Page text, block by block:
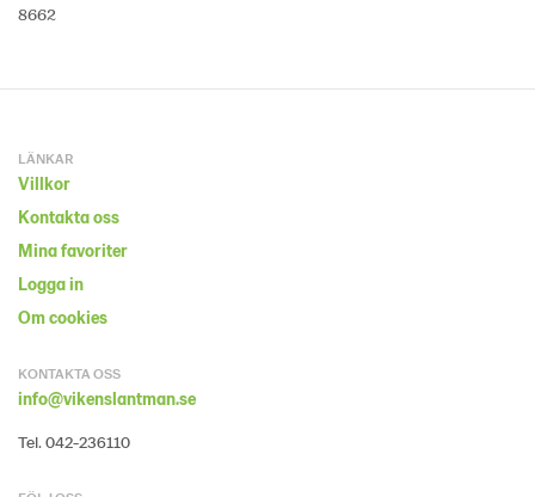
8662
LÄNKAR
Villkor
Kontakta oss
Mina favoriter
Logga in
Om cookies
KONTAKTA OSS
info@vikenslantman.se
Tel. 042-236110